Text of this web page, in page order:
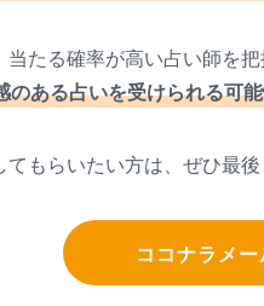
当たる確率が高い占い師を
のある占いを受けられる可
もらいたい方は、ぜひ最後
ココナラメ